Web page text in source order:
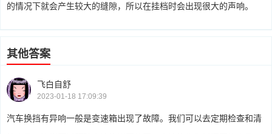
的情况下就会产生较大的缝隙，所以在挂档时会出现很大的声响。
其他答案
飞白自舒
2023-01-18 17:09:39
汽车换挡有异响一般是变速箱出现了故障。我们可以去定期检查和清